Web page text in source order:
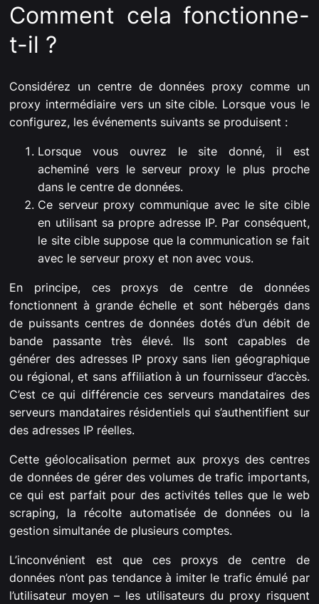
Comment cela fonctionne-
t-il ?
Considérez un centre de données proxy comme un
proxy intermédiaire vers un site cible. Lorsque vous le
configurez, les événements suivants se produisent :
Lorsque vous ouvrez le site donné, il est
acheminé vers le serveur proxy le plus proche
dans le centre de données.
Ce serveur proxy communique avec le site cible
en utilisant sa propre adresse IP. Par conséquent,
le site cible suppose que la communication se fait
avec le serveur proxy et non avec vous.
En principe, ces proxys de centre de données
fonctionnent à grande échelle et sont hébergés dans
de puissants centres de données dotés d’un débit de
bande passante très élevé. Ils sont capables de
générer des adresses IP proxy sans lien géographique
ou régional, et sans affiliation à un fournisseur d’accès.
C’est ce qui différencie ces serveurs mandataires des
serveurs mandataires résidentiels qui s’authentifient sur
des adresses IP réelles.
Cette géolocalisation permet aux proxys des centres
de données de gérer des volumes de trafic importants,
ce qui est parfait pour des activités telles que le web
scraping, la récolte automatisée de données ou la
gestion simultanée de plusieurs comptes.
L’inconvénient est que ces proxys de centre de
données n’ont pas tendance à imiter le trafic émulé par
l’utilisateur moyen – les utilisateurs du proxy risquent